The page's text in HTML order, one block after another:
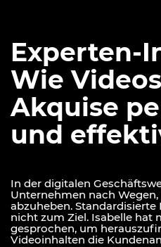
Experten-
Wie
Akquise
und
In der digitalen
Unternehmen nach
abzuheben.
nicht zum Ziel. Isabelle hat
gesprochen, um
Videoinhalten die